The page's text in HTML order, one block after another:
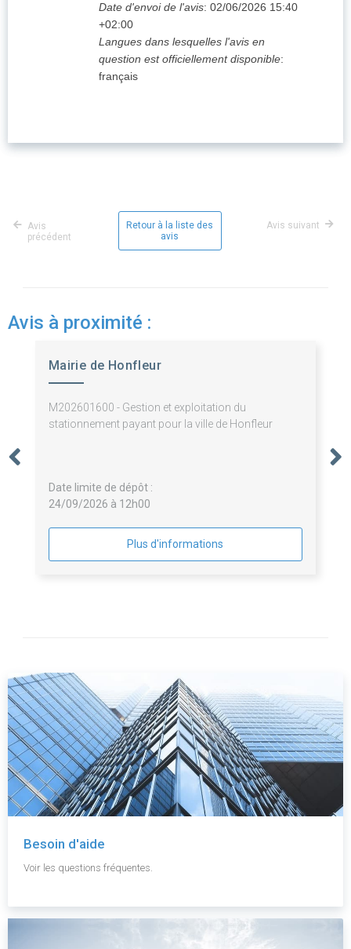
Date d'envoi de l'avis: 02/06/2026 15:40
+02:00
Langues dans lesquelles l'avis en
question est officiellement disponible:
français
Avis
précédent
Retour à la liste des
avis
Avis suivant
Avis à proximité :
Mairie de Honfleur
M202601600 - Gestion et exploitation du
stationnement payant pour la ville de Honfleur
Date limite de dépôt :
24/09/2026 à 12h00
Plus d'informations
Besoin d'aide
Voir les questions fréquentes.